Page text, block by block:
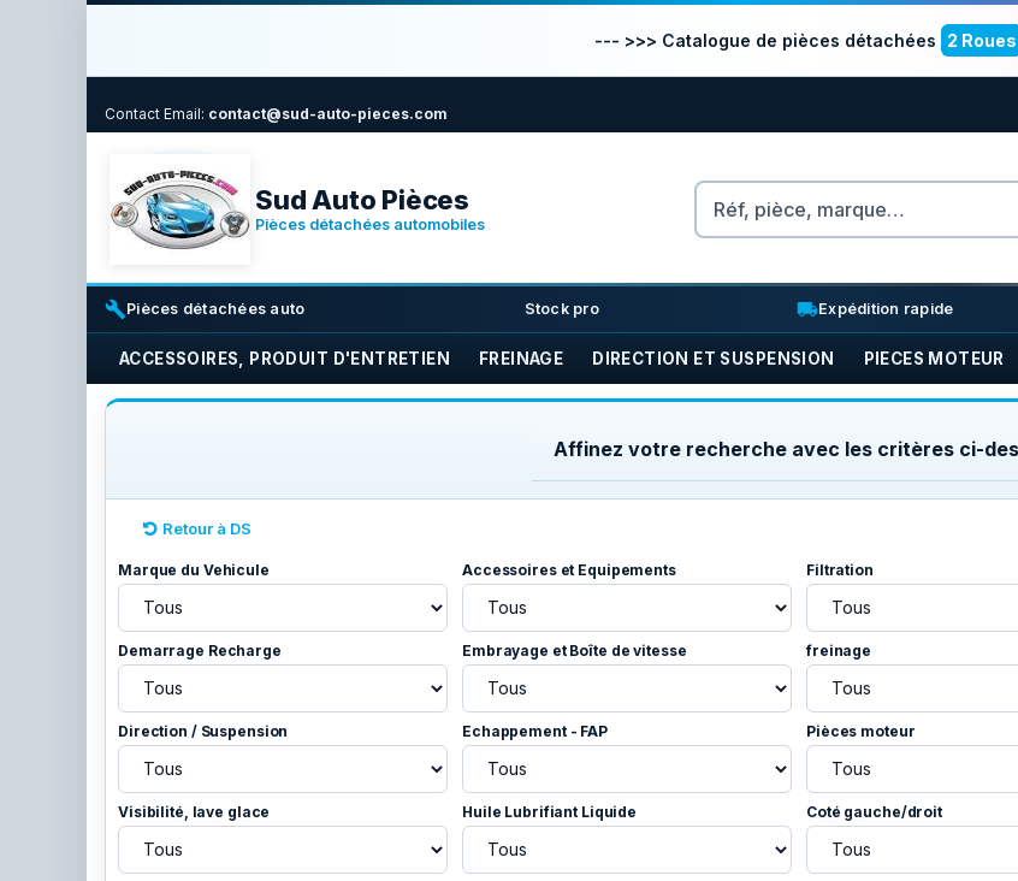
--- >>> Catalogue de pièces détachées 2 Roues
Contact Email: contact@sud-auto-pieces.com
Sud Auto Pièces
Pièces détachées automobiles
Rechercher
buildPièces détachées auto inventory_2
Stock pro local_shippingExpédition rapide
ACCESSOIRES, PRODUIT D'ENTRETIEN FREINAGE DIRECTION ET SUSPENSION PIECES MOTEUR
Affinez votre recherche avec les critères ci-
Retour à DS
Marque du Vehicule Accessoires et Equipements Filtration
Demarrage Recharge Embrayage et Boîte de vitesse freinage
Direction / Suspension Echappement - FAP Pièces moteur
Visibilité, lave glace Huile Lubrifiant Liquide Coté gauche/droit